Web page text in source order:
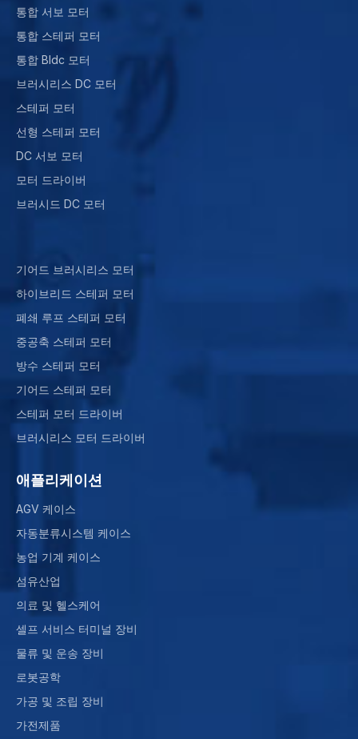
통합 서보 모터
통합 스테퍼 모터
통합 Bldc 모터
브러시리스 DC 모터
스테퍼 모터
선형 스테퍼 모터
DC 서보 모터
모터 드라이버
브러시드 DC 모터
기어드 브러시리스 모터
하이브리드 스테퍼 모터
폐쇄 루프 스테퍼 모터
중공축 스테퍼 모터
방수 스테퍼 모터
기어드 스테퍼 모터
스테퍼 모터 드라이버
브러시리스 모터 드라이버
애플리케이션
AGV 케이스
자동분류시스템 케이스
농업 기계 케이스
섬유산업
의료 및 헬스케어
셀프 서비스 터미널 장비
물류 및 운송 장비
로봇공학
가공 및 조립 장비
가전제품